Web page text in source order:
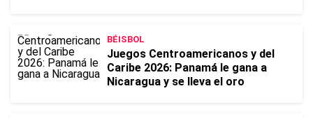
BÉISBOL
Juegos Centroamericanos y del
Caribe 2026: Panamá le gana a
Nicaragua y se lleva el oro